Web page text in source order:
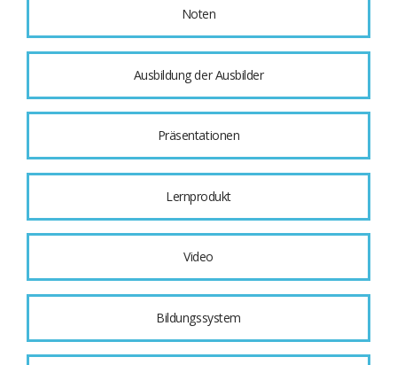
Noten
Ausbildung der Ausbilder
Präsentationen
Lernprodukt
Video
Bildungssystem